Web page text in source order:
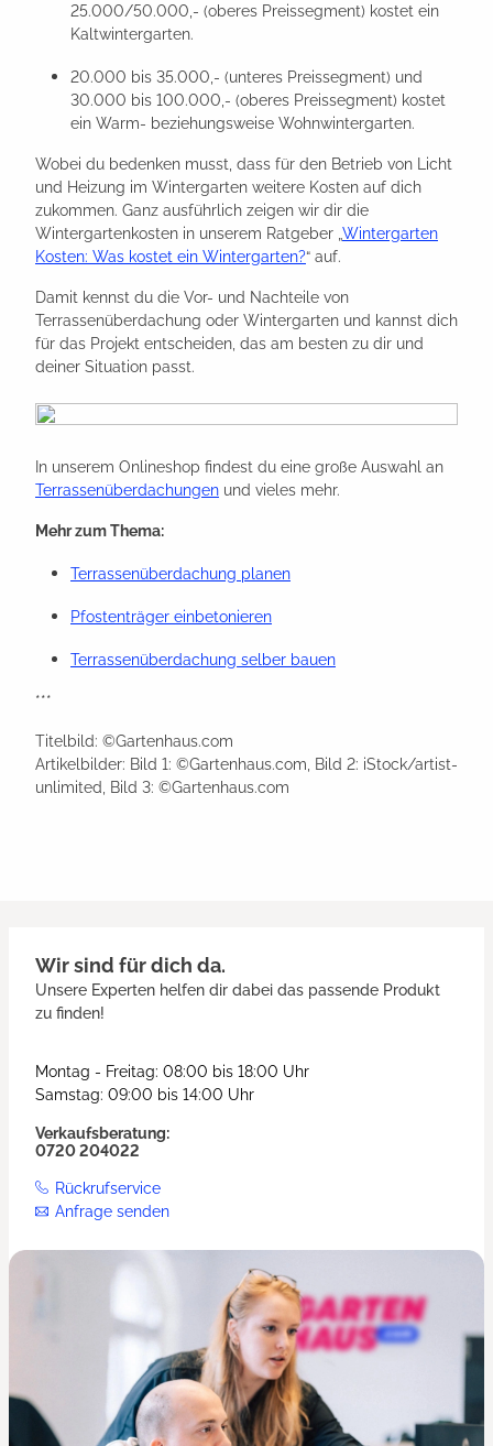
25.000/50.000,- (oberes Preissegment) kostet ein
Kaltwintergarten.
20.000 bis 35.000,- (unteres Preissegment) und
30.000 bis 100.000,- (oberes Preissegment) kostet
ein Warm- beziehungsweise Wohnwintergarten.
Wobei du bedenken musst, dass für den Betrieb von Licht
und Heizung im Wintergarten weitere Kosten auf dich
zukommen. Ganz ausführlich zeigen wir dir die
Wintergartenkosten in unserem Ratgeber „ Wintergarten
Kosten: Was kostet ein Wintergarten?“ auf.
Damit kennst du die Vor- und Nachteile von
Terrassenüberdachung oder Wintergarten und kannst dich
für das Projekt entscheiden, das am besten zu dir und
deiner Situation passt.
In unserem Onlineshop findest du eine große Auswahl an
Terrassenüberdachungen und vieles mehr.
Mehr zum Thema:
Terrassenüberdachung planen
Pfostenträger einbetonieren
Terrassenüberdachung selber bauen
***
Titelbild: ©Gartenhaus.com
Artikelbilder: Bild 1: ©Gartenhaus.com, Bild 2: iStock/artist-
unlimited, Bild 3: ©Gartenhaus.com
Wir sind für dich da.
Unsere Experten helfen dir dabei das passende Produkt
zu finden!
Montag - Freitag: 08:00 bis 18:00 Uhr
Samstag: 09:00 bis 14:00 Uhr
Verkaufsberatung:
0720 204022
Rückrufservice
Anfrage senden